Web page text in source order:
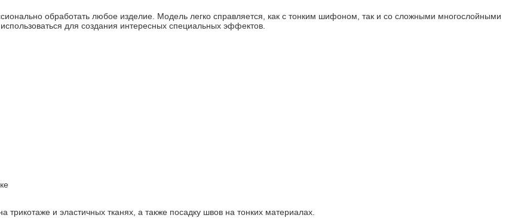
обработать любое изделие. Модель легко справляется, как с тонким шифоном, так и со сложными многослойными
для создания интересных специальных эффектов.
и эластичных тканях, а также посадку швов на тонких материалах.